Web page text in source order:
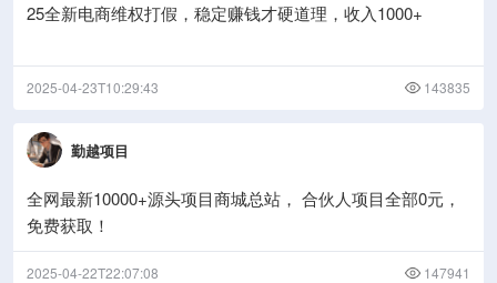
25全新电商维权打假，稳定赚钱才硬道理，收入1000+
2025-04-23T10:29:43 143835
勤越项目
全网最新10000+源头项目商城总站， 合伙人项目全部0元，
免费获取！
2025-04-22T22:07:08 147941